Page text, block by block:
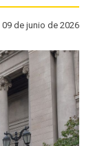
de junio de 2026